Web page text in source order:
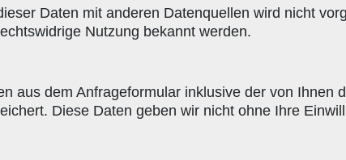
Daten mit anderen Datenquellen wird nicht
Nutzung bekannt werden.
aus dem Anfrageformular inklusive der von Ihnen
Diese Daten geben wir nicht ohne Ihre